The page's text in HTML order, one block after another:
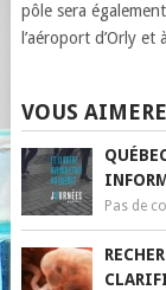
pôle sera
l’aéroport d’Orly
VOUS
Pas de